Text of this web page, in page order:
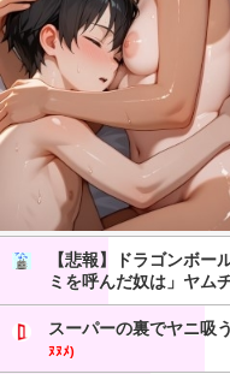
【悲報】ドラゴンボー
ミを呼んだ奴は」ヤ
スーパーの裏でヤニ吸
ﾇﾇﾒ)